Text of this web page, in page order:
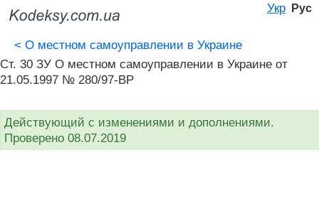
Укр Рус
< О местном самоуправлении в Украине
Ст. 30 ЗУ О местном самоуправлении в Украине от
21.05.1997 № 280/97-ВР
Действующий с изменениями и дополнениями.
Проверено 08.07.2019